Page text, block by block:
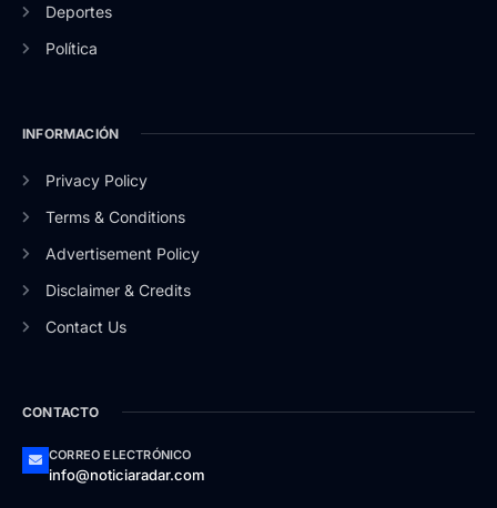
Deportes
Política
INFORMACIÓN
Privacy Policy
Terms & Conditions
Advertisement Policy
Disclaimer & Credits
Contact Us
CONTACTO
CORREO ELECTRÓNICO
info@noticiaradar.com